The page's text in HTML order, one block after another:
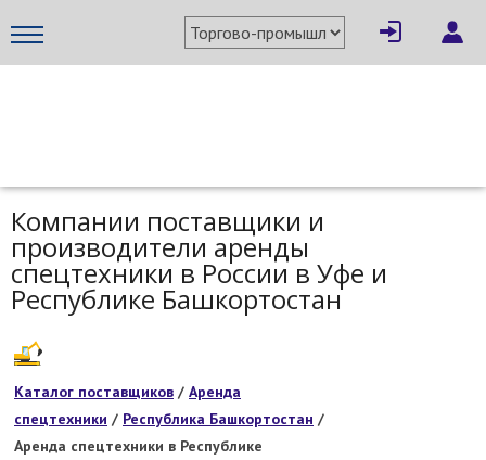
Компании поставщики и
производители аренды
спецтехники в России в Уфе и
Республике Башкортостан
Каталог поставщиков / Аренда
спецтехники / Республика Башкортостан /
Аренда спецтехники в Республике